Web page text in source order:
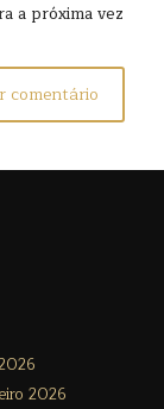
a próxima vez
2026